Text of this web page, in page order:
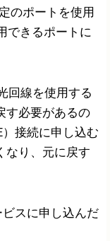
のポートを使用
できるポートに
回線を使用する
す必要があるの
接続に申し込む
なり、元に戻す
スに申し込んだ